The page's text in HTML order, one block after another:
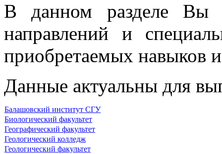
В данном разделе Вы
направлений и
приобретаемых навыков
Данные актуальны для
Балашовский институт СГУ
Биологический факультет
Географический факультет
Геологический колледж
Геологический факультет